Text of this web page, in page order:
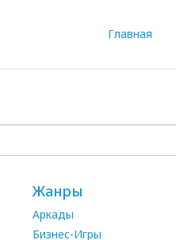
Главная
Жанры
Аркады
Бизнес-Игры